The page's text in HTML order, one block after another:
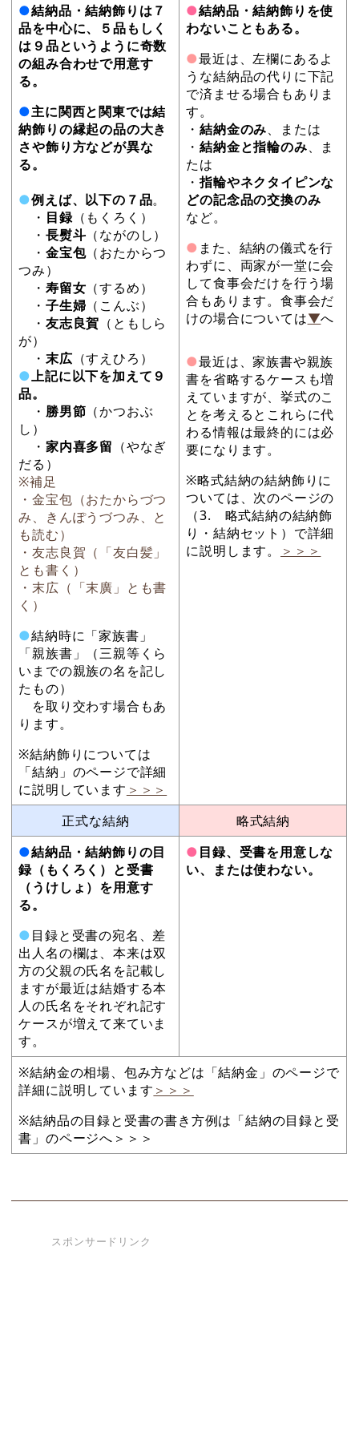
●結納品・結納飾りは７
品を中心に、５品もしく
は９品というように奇数
の組み合わせで用意す
る。
●主に関西と関東では結
納飾りの縁起の品の大き
さや飾り方などが異な
る。
●例えば、以下の７品。
・ 目録（もくろく）
・ 長熨斗 （ながのし）
・ 金宝包（おたからつ
つみ）
・ 寿留女 （するめ）
・ 子生婦 （こんぶ）
・ 友志良賀 （ともしら
が）
・ 末広 （すえひろ）
●上記に以下を加えて９
品。
・ 勝男節 （かつおぶ
し）
・ 家内喜多留 （やなぎ
だる）
※補足
・金宝包（おたからづつ
み、きんぽうづつみ、と
も読む）
・友志良賀（「友白髪」
とも書く）
・末広（「末廣」とも書
く）
●結納時に「家族書」
「親族書」（三親等くら
いまでの親族の名を記し
たもの）
を取り交わす場合もあ
ります。
※結納飾りについては
「結納」のページで詳細
に説明しています ＞＞＞
●結納品・結納飾りを使
わないこともある。
●最近は、左欄にあるよ
うな結納品の代りに下記
で済ませる場合もありま
す。
・結納金のみ、または
・結納金と指輪のみ、ま
たは
・指輪やネクタイピンな
どの記念品の交換のみ
など。
● また、結納の儀式を行
わずに、両家が一堂に会
して食事会だけを行う場
合もあります。食事会だ
けの場合については▼へ
●最近は、家族書や親族
書を省略するケースも増
えていますが、挙式のこ
とを考えるとこれらに代
わる情報は最終的には必
要になります。
※略式結納の結納飾りに
ついては、次のページの
（3. 略式結納の結納飾
り・結納セット）で詳細
に説明します。
＞＞＞
正式な結納
略式結納
●結納品・結納飾りの目
録（もくろく）と受書
（うけしょ）を用意す
る。
●目録と受書の宛名、差
出人名の欄は、本来は双
方の父親の氏名を記載し
ますが最近は結婚する本
人の氏名をそれぞれ記す
ケースが増えて来ていま
す。
●目録、受書を用意しな
い、または使わない。
※結納金の相場、包み方などは「結納金」のページで
詳細に説明しています ＞＞＞
※結納品の目録と受書の書き方例は「結納の目録と受
書」のページへ＞＞＞
スポンサードリンク